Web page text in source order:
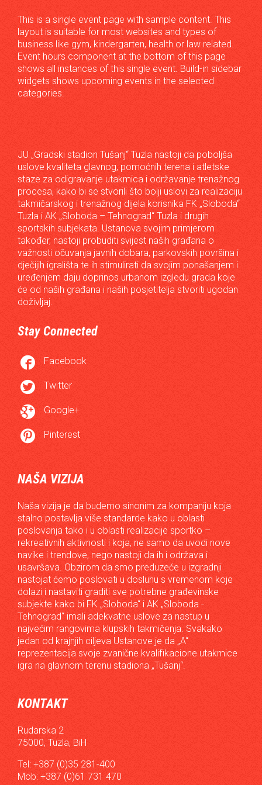
This is a single event page with sample content. This
layout is suitable for most websites and types of
business like gym, kindergarten, health or law related.
Event hours component at the bottom of this page
shows all instances of this single event. Build-in sidebar
widgets shows upcoming events in the selected
categories.
JU „Gradski stadion Tušanj“ Tuzla nastoji da poboljša
uslove kvaliteta glavnog, pomoćnih terena i atletske
staze za odigravanje utakmica i održavanje trenažnog
procesa, kako bi se stvorili što bolji uslovi za realizaciju
takmičarskog i trenažnog dijela korisnika FK „Sloboda“
Tuzla i AK „Sloboda – Tehnograd“ Tuzla i drugih
sportskih subjekata. Ustanova svojim primjerom
također, nastoji probuditi svijest naših građana o
važnosti očuvanja javnih dobara, parkovskih površina i
dječijih igrališta te ih stimulirati da svojim ponašanjem i
uređenjem daju doprinos urbanom izgledu grada koje
će od naših građana i naših posjetitelja stvoriti ugodan
doživljaj.
Stay Connected
 Facebook
 Twitter
 Google+
 Pinterest
NAŠA VIZIJA
Naša vizija je da budemo sinonim za kompaniju koja
stalno postavlja više standarde kako u oblasti
poslovanja tako i u oblasti realizacije sportko –
rekreativnih aktivnosti i koja, ne samo da uvodi nove
navike i trendove, nego nastoji da ih i održava i
usavršava. Obzirom da smo preduzeće u izgradnji
nastojat ćemo poslovati u dosluhu s vremenom koje
dolazi i nastaviti graditi sve potrebne građevinske
subjekte kako bi FK „Sloboda“ i AK „Sloboda -
Tehnograd“ imali adekvatne uslove za nastup u
najvećim rangovima klupskih takmičenja. Svakako
jedan od krajnjih ciljeva Ustanove je da „A“
reprezentacija svoje zvanične kvalifikacione utakmice
igra na glavnom terenu stadiona „Tušanj“.
KONTAKT
Rudarska 2
75000, Tuzla, BiH
Tel: +387 (0)35 281-400
Mob: +387 (0)61 731 470